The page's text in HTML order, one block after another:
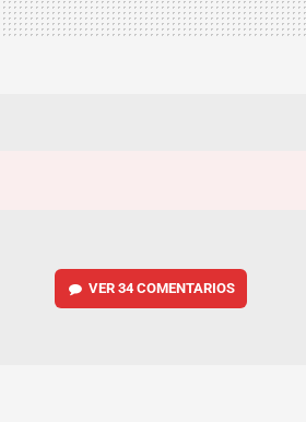
VER 34 COMENTARIOS